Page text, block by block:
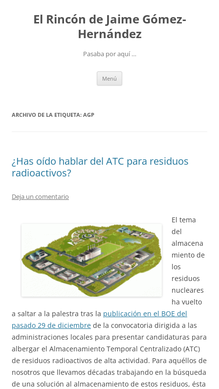
contenidoEl Rincón de Jaime Gómez-
Hernández
Pasaba por aquí …
Menú
ARCHIVO DE LA ETIQUETA: AGP
¿Has oído hablar del ATC para residuos
radioactivos?
Deja un comentario
El tema
del
almacena
miento de
los
residuos
nucleares
ha vuelto
a saltar a la palestra tras la publicación en el BOE del
pasado 29 de diciembre de la convocatoria dirigida a las
administraciones locales para presentar candidaturas para
albergar el Almacenamiento Temporal Centralizado (ATC)
de residuos radioactivos de alta actividad. Para aquéllos de
nosotros que llevamos décadas trabajando en la búsqueda
de una solución al almacenamiento de estos residuos, ésta